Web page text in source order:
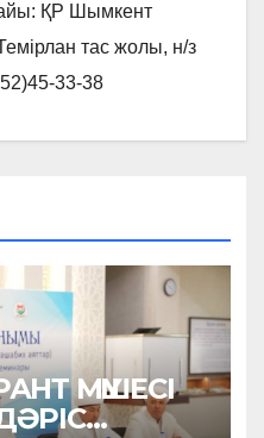
ҚР Шымкент
тас жолы, н/з
33-38
МҮШЕСІ